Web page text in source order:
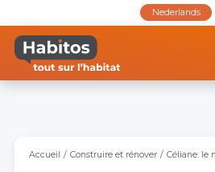
contenu
principal
Nederlands
Accueil Construire et rénover Céliane: le